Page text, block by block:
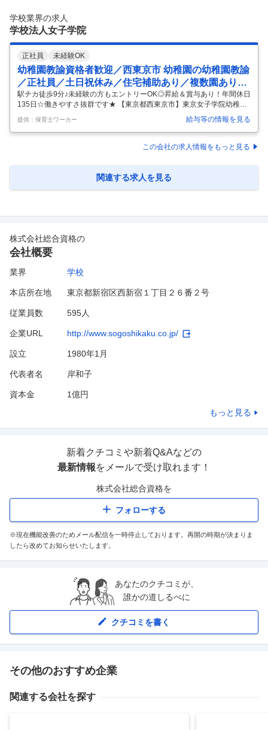
報・人事・財務・大学運営と多彩な領域を経験できる総合職採用 ◎学
生・生徒の成長と学院の発展を支える社会貢献性の高い仕事 ■業務内容
こ…
学校業界の求人
学校法人女子学院
正社員 未経験OK
幼稚園教諭資格者歓迎／西東京市 幼稚園の幼稚園教諭
／正社員／土日祝休み／住宅補助あり／複数園あり／
駅チカ
駅チカ徒歩9分♪未経験の方もエントリーOK◎昇給＆賞与あり！年間休日
135日☆働きやすさ抜群です★ 【東京都西東京市】東京女子学院幼稚園
[交通費支給休日：土日休み住宅補助あり土日祝休み年休120日以上未経
験歓迎産休・育児休暇経験者優遇複数園あり駅チカ] ＜施設情報＞: 【施
設名】:東京女子学院幼稚園 【施設種類】:幼稚園 【最寄駅・アクセス】:
東伏見駅 西武新宿線 【雇用形態】:正社員 【職種】:幼稚園教諭 【勤務
日：土日休み 住宅補助あり 土日祝休み 年休120日以上 未経験歓迎 産
休・育児休暇 経験者優遇 複数園あ…
提供：保育士ワーカー 給与等の情報を見る
この会社の求人情報をもっと見る
関連する求人を見る
株式会社総合資格の
会社概要
業界 学校
本店所在地 東京都新宿区西新宿１丁目２６番２号
従業員数 595人
企業URL http://www.sogoshikaku.co.jp/
設立 1980年1月
代表者名 岸和子
資本金
1億円
もっと見る
新着クチコミや新着Q&Aなどの
最新情報をメールで受け取れます！
株式会社総合資格を
フォローする
※現在機能改善のためメール配信を一時停止しております。再開の時期が決まりま
したら改めてお知らせいたします。
あなたのクチコミが、
誰かの道しるべに
クチコミを書く
その他のおすすめ企業
関連する会社を探す